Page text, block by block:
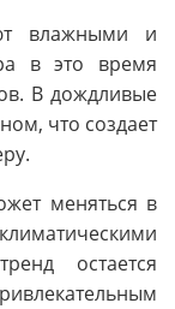
влажными и
в это время
В дождливые
что создает
меняться в
остается